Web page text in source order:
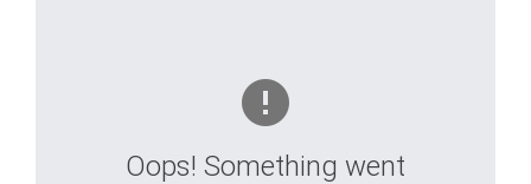
Oops! Something went